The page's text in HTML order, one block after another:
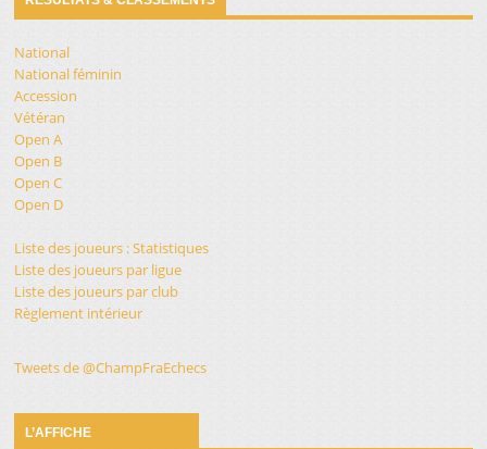
National
National féminin
Accession
Vétéran
Open A
Open B
Open C
Open D
Liste des joueurs : Statistiques
Liste des joueurs par ligue
Liste des joueurs par club
Règlement intérieur
Tweets de @ChampFraEchecs
L’AFFICHE